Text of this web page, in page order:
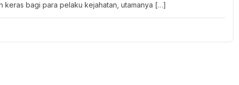
keras bagi para pelaku kejahatan, utamanya […]